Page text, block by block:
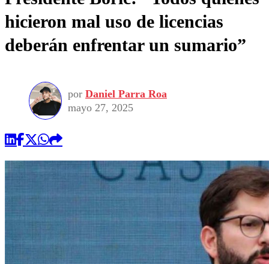
hicieron mal uso de licencias
deberán enfrentar un sumario”
por Daniel Parra Roa
mayo 27, 2025